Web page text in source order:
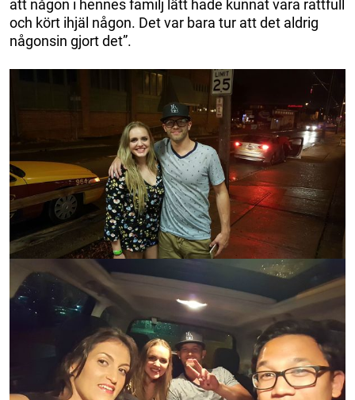
att någon i hennes familj lätt hade kunnat vara rattfull
och kört ihjäl någon. Det var bara tur att det aldrig
någonsin gjort det”.